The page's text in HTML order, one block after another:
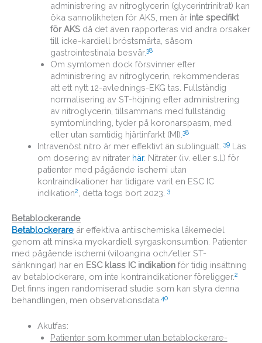
administrering av nitroglycerin (glycerintrinitrat) kan
öka sannolikheten för AKS, men är inte specifikt
för AKSdå det även rapporteras vid andra orsaker
till icke-kardiell bröstsmärta, såsom
gastrointestinala besvär.38
Om symtomen dock försvinner efter
administrering av nitroglycerin, rekommenderas
att ett nytt 12-avlednings-EKG tas. Fullständig
normalisering av ST-höjning efter administrering
av nitroglycerin, tillsammans med fullständig
symtomlindring, tyder på koronarspasm, med
eller utan samtidig hjärtinfarkt (MI). 38
Intravenöst nitro är mer effektivt än sublingualt. 39Läs
om dosering av nitrater här. Nitrater (i.v. eller s.l.) för
patienter med pågående ischemi utan
kontraindikationer har tidigare varit en ESC IC
indikation2 , detta togs bort 2023. 3
Betablockerande
Betablockerare är effektiva antiischemiska läkemedel
genom att minska myokardiell syrgaskonsumtion. Patienter
med pågående ischemi (viloangina och/eller ST-
sänkningar) har en ESC klass IC indikation för tidig insättning
av betablockerare, om inte kontraindikationer föreligger.2
Det finns ingen randomiserad studie som kan styra denna
behandlingen, men observationsdata.40
Akutfas:
Patienter som kommer utan betablockerare-